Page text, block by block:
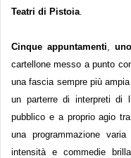
Teatri di Pistoia
Cinque appuntamenti
cartellone messo a punto
una fascia sempre più
un parterre di interpreti di
pubblico e a proprio agio
una programmazione
intensità e commedie